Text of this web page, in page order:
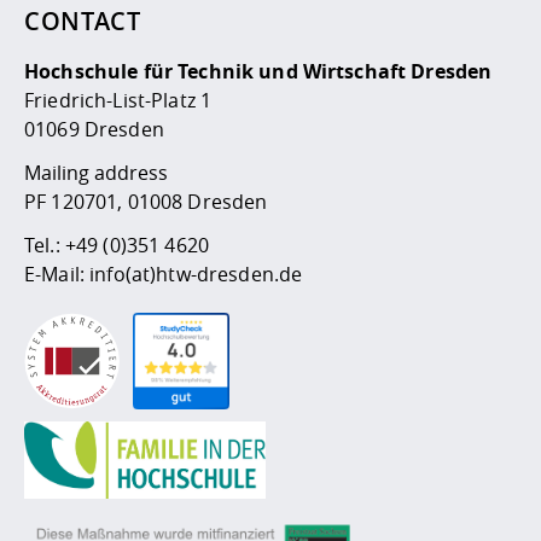
CONTACT
Hochschule für Technik und Wirtschaft Dresden
Friedrich-List-Platz 1
01069 Dresden
Mailing address
PF 120701, 01008 Dresden
Tel.: +49 (0)351 4620
E-Mail: info(at)htw-dresden.de